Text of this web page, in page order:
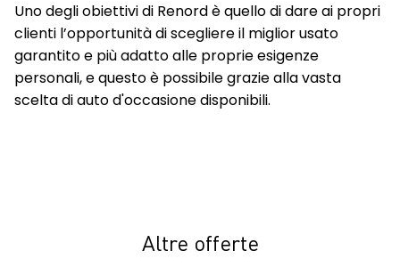
Uno degli obiettivi di Renord è quello di dare ai propri
clienti l’opportunità di scegliere il miglior usato
garantito e più adatto alle proprie esigenze
personali, e questo è possibile grazie alla vasta
scelta di auto d'occasione disponibili.
Altre offerte